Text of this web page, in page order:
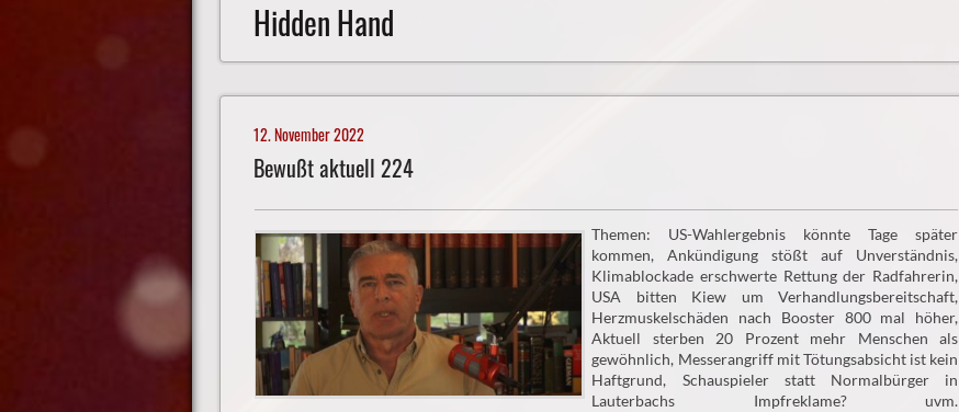
Hidden Hand
12. November 2022
Bewußt aktuell 224
Themen: US-Wahlergebnis könnte Tage später
kommen, Ankündigung stößt auf Unverständnis,
Klimablockade erschwerte Rettung der Radfahrerin,
USA bitten Kiew um Verhandlungsbereitschaft,
Herzmuskelschäden nach Booster 800 mal höher,
Aktuell sterben 20 Prozent mehr Menschen als
gewöhnlich, Messerangriff mit Tötungsabsicht ist kein
Haftgrund, Schauspieler statt Normalbürger in
Lauterbachs Impfreklame? uvm.